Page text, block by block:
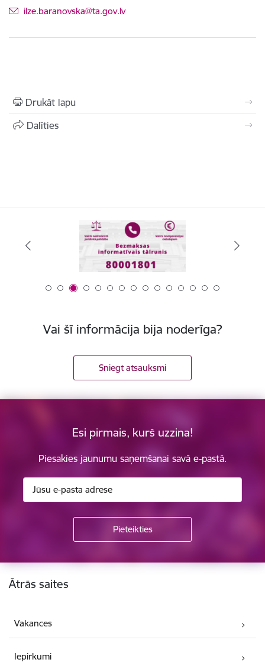
E-pasts:
ilze.baranovska@ta.gov.lv
Drukāt lapu
Dalīties
Vai šī informācija bija noderīga?
Sniegt atsauksmi
Esi pirmais, kurš uzzina!
Piesakies jaunumu saņemšanai savā e-pastā.
Kājene
Ātrās saites
Vakances
Iepirkumi